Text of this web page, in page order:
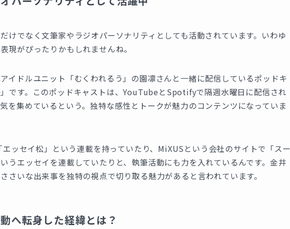
けでなく文筆家やラジオパーソナリティとしても活動されています。いわゆ
現がぴったりかもしれませんね。
イドルユニット「むくわれるう」の園凛さんと一緒に配信しているポッドキ
です。このポッドキャストは、YouTubeとSpotifyで隔週水曜日に配信され
を集めているという。独特な感性とトークが魅力のコンテンツになっていま
ッセイ松」という連載を持っていたり、MiXUSという会社のサイトで「スー
うエッセイを連載していたりと、執筆活動にも力を入れているんです。金井
さいな出来事を独特の視点で切り取る魅力があると言われています。
へ転身した経緯とは？